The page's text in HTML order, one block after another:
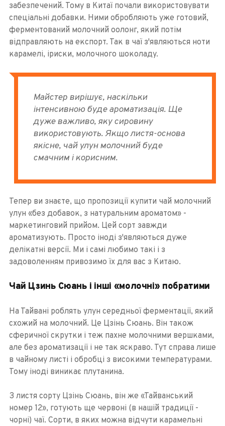
забезпечений. Тому в Китаї почали використовувати
спеціальні добавки. Ними обробляють уже готовий,
ферментований молочний оолонг, який потім
відправляють на експорт. Так в чаї з'являються ноти
карамелі, іриски, молочного шоколаду.
Майстер вирішує, наскільки
інтенсивною буде ароматизація. Ще
дуже важливо, яку сировину
використовують. Якщо листя-основа
якісне, чай улун молочний буде
смачним і корисним.
Тепер ви знаєте, що пропозиції купити чай молочний
улун «без добавок, з натуральним ароматом» -
маркетинговий прийом. Цей сорт завжди
ароматизують. Просто іноді з'являються дуже
делікатні версії. Ми і самі любимо такі і з
задоволенням привозимо їх для вас з Китаю.
Чай Цзинь Сюань і інші «молочні» побратими
На Тайвані роблять улун середньої ферментації, який
схожий на молочний. Це Цзінь Сюань. Він також
сферичної скрутки і теж пахне молочними вершками,
але без ароматизації і не так яскраво. Тут справа лише
в чайному листі і обробці з високими температурами.
Тому іноді виникає плутанина.
З листя сорту Цзінь Сюань, він же «Тайванський
номер 12», готують ще червоні (в нашій традиції -
чорні) чаї. Сорти, в яких можна відчути карамельні